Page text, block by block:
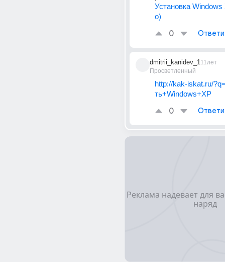
Установка
о)
0
dmitrii_kanidev_1
Просветленный
11лет
http://kak-iskat.ru/
ть+Windows+XP
0